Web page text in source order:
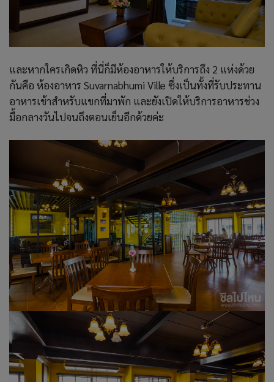
และหากใครเกิดหิว ที่นี่ก็มีห้องอาหารให้บริการถึง 2 แห่งด้วย
กันคือ ห้องอาหาร Suvarnabhumi Ville ซึ่งเป็นทั้งที่รับประทาน
อาหารเช้าสำหรับแขกที่มาพัก และยังเปิดให้บริการอาหารช่วง
มื้อกลางวันไปจนถึงตอนเย็นอีกด้วยค่ะ